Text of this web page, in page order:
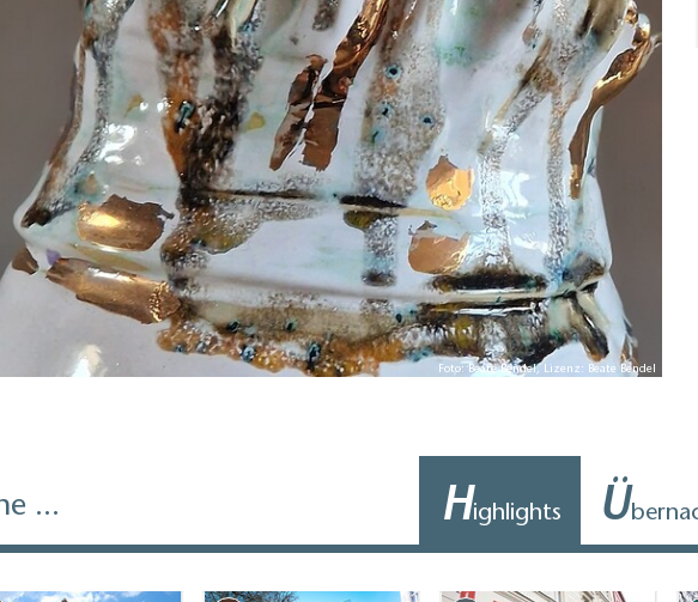
pro TeilnehmerIn:
ergänzt
Materialien der Workshop-TeilnehmerInnen:
ergänzt
Mittagsimbiss
Foto: Beate Bendel, Lizenz: Beate Bendel
... Highlights Ü